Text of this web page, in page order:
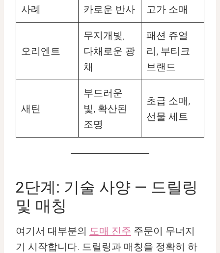
사례
카로운 반사
고가 소매
오리엔트
무지개빛,
다채로운 광
채
패션 쥬얼
리, 부티크
브랜드
새틴
부드러운
빛, 확산된
조명
초급 소매,
선물 세트
2단계: 기술 사양 — 드릴링
및 매칭
여기서 대부분의 도매 진주 주문이 무너지
기 시작합니다. 드릴링과 매칭을 정확히 하